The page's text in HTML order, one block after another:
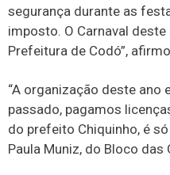
segurança durante as
imposto. O Carnaval
Prefeitura de Codó”,
“A organização deste ano
passado, pagamos
do prefeito Chiquinho, é
Paula Muniz, do Bloco das